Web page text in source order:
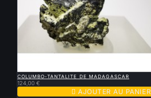
COLUMBO-TANTALITE DE MADAGASCAR
124,00 €
 AJOUTER AU PANIER